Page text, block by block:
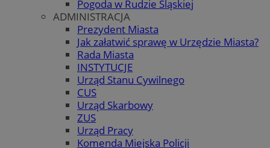
Pogoda w Rudzie Śląskiej
ADMINISTRACJA
Prezydent Miasta
Jak załatwić sprawę w Urzędzie Miasta?
Rada Miasta
INSTYTUCJE
Urząd Stanu Cywilnego
CUS
Urząd Skarbowy
ZUS
Urząd Pracy
Komenda Miejska Policji